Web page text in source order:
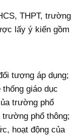
THPT, trường
lấy ý kiến gồm
tượng áp dụng;
giáo dục
trường phổ
phổ thông;
hoạt động của